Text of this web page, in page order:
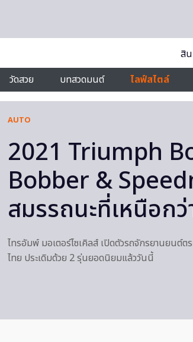
สิ
วัดสวย บทสวดมนต์ ไลฟ์สไตล์
AUTO
2021 Triumph
Bobber &
สมรรถนะที่เหนือกว่
ไทรอัมพ์ มอเตอร์ไซเคิลส์ เปิดตัวรถจักรยานยนต์
ไทย ประเดิมด้วย 2 รุ่นยอดนิยมแล้ววันนี้